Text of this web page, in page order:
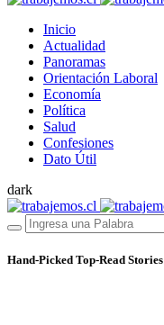
Inicio
Actualidad
Panoramas
Orientación Laboral
Economía
Política
Salud
Confesiones
Dato Útil
dark
Hand-Picked Top-Read Stories